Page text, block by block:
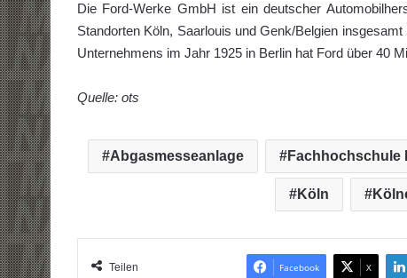
Die Ford-Werke GmbH ist ein deutscher
Standorten Köln, Saarlouis und Genk/Belgien
Unternehmens im Jahr 1925 in Berlin hat Ford über 40
Quelle: ots
Abgasmesseanlage Fachhochschule
Köln
Teilen Facebook X